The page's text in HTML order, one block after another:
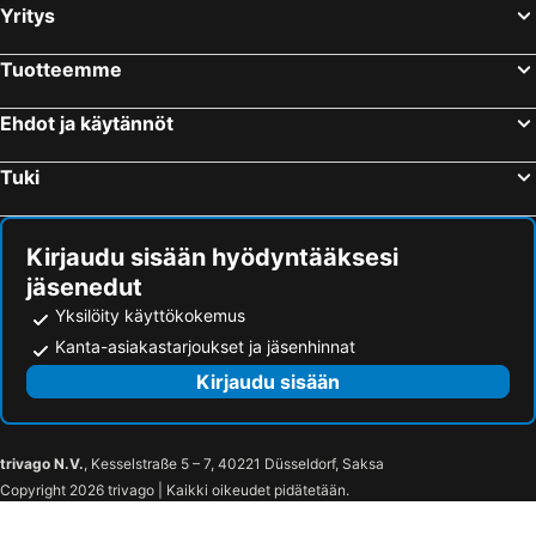
Barcelona, Katalonia Hotellit
Alicante, Valencia Hotellit
Málaga, Andalusia Hotellit
Puerto de la Cruz, Kanariansaaret Hotellit
Yritys
Tuotteemme
Ehdot ja käytännöt
Tuki
Kirjaudu sisään hyödyntääksesi
jäsenedut
Yksilöity käyttökokemus
Kanta-asiakastarjoukset ja jäsenhinnat
Kirjaudu sisään
trivago N.V., Kesselstraße 5 – 7, 40221 Düsseldorf, Saksa
Copyright 2026 trivago | Kaikki oikeudet pidätetään.